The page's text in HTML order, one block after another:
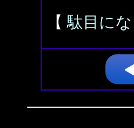
【駄目にな